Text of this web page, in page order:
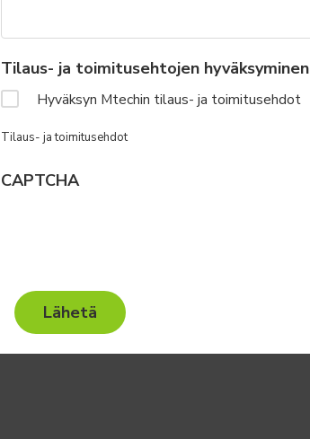
Tilaus- ja toimitusehtojen hyväksyminen
Hyväksyn Mtechin tilaus- ja toimitusehdot
Tilaus- ja toimitusehdot
CAPTCHA